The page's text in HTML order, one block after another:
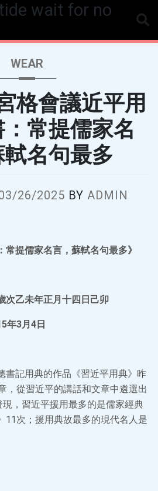
wait for no
WEAR
格會議近平用
常提儒家名
名句最多
26/2025 BY ADMIN
提儒家名言，蘇軾名句最多》
次乙未年正月十四日己卯
3月4日
書記用典的作品《習近平用典》昨
，從習近平的講話和文章中遴選出
，習近平援用最多的是儒家經典
11次；援用典故最多的現代名人是